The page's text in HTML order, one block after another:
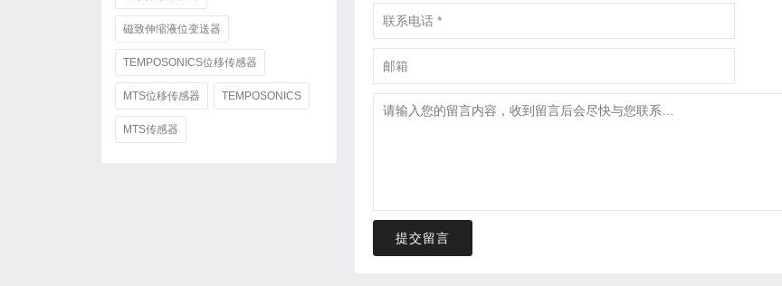
提交留言
磁致伸缩液位变送器
TEMPOSONICS位移传感器
MTS位移传感器 TEMPOSONICS
MTS传感器